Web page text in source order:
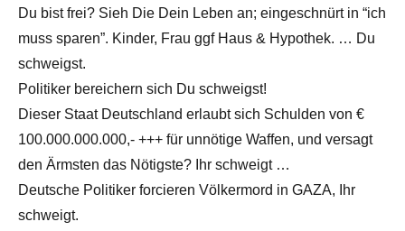
Du bist frei? Sieh Die Dein Leben an; eingeschnürt in “ich
muss sparen”. Kinder, Frau ggf Haus & Hypothek. … Du
schweigst.
Politiker bereichern sich Du schweigst!
Dieser Staat Deutschland erlaubt sich Schulden von €
100.000.000.000,- +++ für unnötige Waffen, und versagt
den Ärmsten das Nötigste? Ihr schweigt …
Deutsche Politiker forcieren Völkermord in GAZA, Ihr
schweigt.